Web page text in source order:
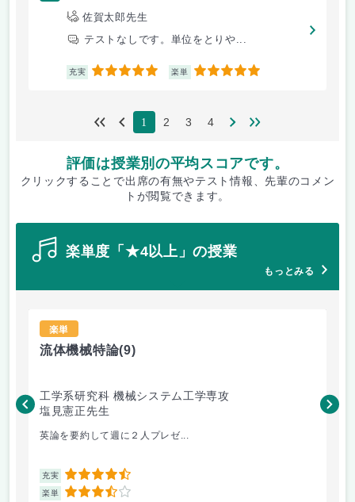
佐賀太郎先生
テストなしです。単位をとりや...
充実 5 楽単 5
1 2 3 4
評価は授業別の平均スコアです。
クリックすることで出席の有無やテスト情報、先輩のコメン
トが閲覧できます。
楽単度「★4以上」の授業
もっとみる
楽単
流体機械特論(9)
工学系研究科 機械システム工学専攻
塩見憲正先生
英論を要約して週に２人プレゼ...
充実 4.5
楽単 3.5
佐